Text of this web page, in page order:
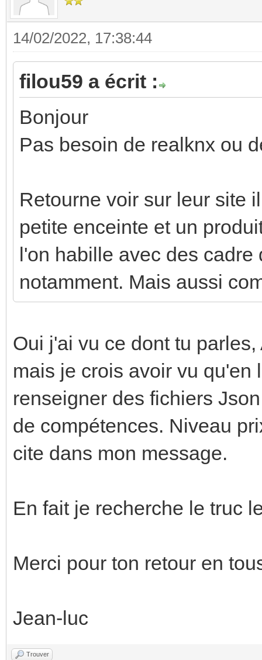
14/02/2022, 17:38:44
filou59 a écrit :
Bonjour
Pas besoin de realknx ou
Retourne voir sur leur site
petite enceinte et un
l'on habille avec des
notamment. Mais aussi
Oui j'ai vu ce dont tu
mais je crois avoir vu qu'en
renseigner des fichiers
de compétences. Niveau
cite dans mon message.
En fait je recherche le truc
Merci pour ton retour en
Jean-luc
Trouver